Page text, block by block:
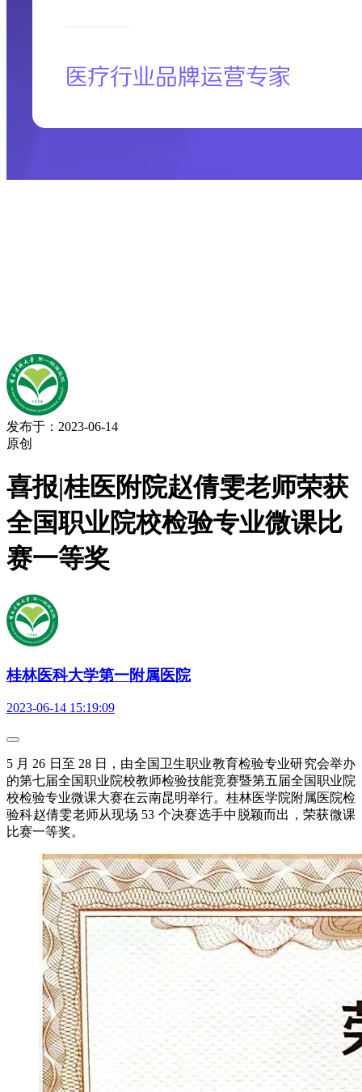
发布于：2023-06-14
原创
喜报|桂医附院赵倩雯老师荣获
全国职业院校检验专业微课比
赛一等奖
桂林医科大学第一附属医院
2023-06-14 15:19:09
5 月 26 日至 28 日，由全国卫生职业教育检验专业研究会举办
的第七届全国职业院校教师检验技能竞赛暨第五届全国职业院
校检验专业微课大赛在云南昆明举行。桂林医学院附属医院检
验科赵倩雯老师从现场 53 个决赛选手中脱颖而出，荣获微课
比赛一等奖。